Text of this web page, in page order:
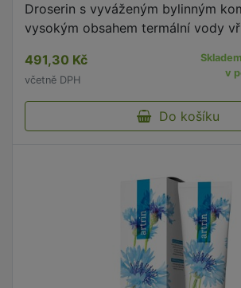
Droserin s vyváženým bylinným
vysokým obsahem termální vody
dráhu plic, tlustého …
491,30 Kč
včetně DPH
v
Do košíku